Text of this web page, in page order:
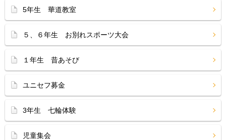
5年生 華道教室
５、６年生 お別れスポーツ大会
１年生 昔あそび
ユニセフ募金
3年生 七輪体験
児童集会